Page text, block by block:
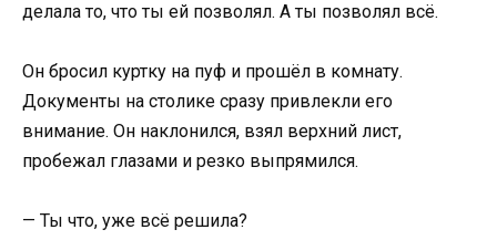
делала то, что ты ей позволял. А ты позволял всё.
Он бросил куртку на пуф и прошёл в комнату.
Документы на столике сразу привлекли его
внимание. Он наклонился, взял верхний лист,
пробежал глазами и резко выпрямился.
— Ты что, уже всё решила?